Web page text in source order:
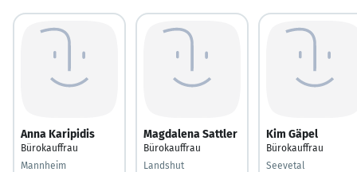
Anna Karipidis
Bürokauffrau
Mannheim
Magdalena Sattler
Bürokauffrau
Landshut
Kim Gäpel
Bürokauffrau
Seevetal